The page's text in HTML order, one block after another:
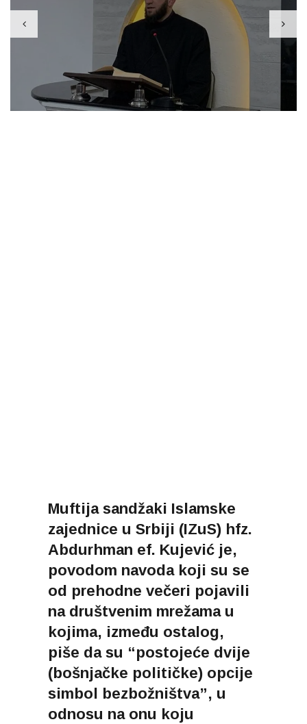
Muftija sandžaki Islamske
zajednice u Srbiji (IZuS) hfz.
Abdurhman ef. Kujević je,
povodom navoda koji su se
od prehodne večeri pojavili
na društvenim mrežama u
kojima, između ostalog,
piše da su “postojeće dvije
(bošnjačke političke) opcije
simbol bezbožništva”, u
odnosu na onu koju